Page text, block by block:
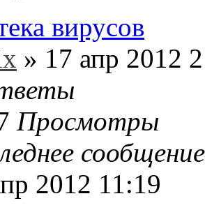
вирусов
» 17 апр 2012
Просмотры
2012 11:19